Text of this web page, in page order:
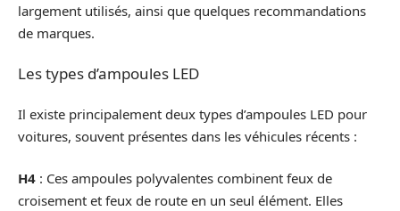
largement utilisés, ainsi que quelques recommandations
de marques.
Les types d’ampoules LED
Il existe principalement deux types d’ampoules LED pour
voitures, souvent présentes dans les véhicules récents :
H4 : Ces ampoules polyvalentes combinent feux de
croisement et feux de route en un seul élément. Elles